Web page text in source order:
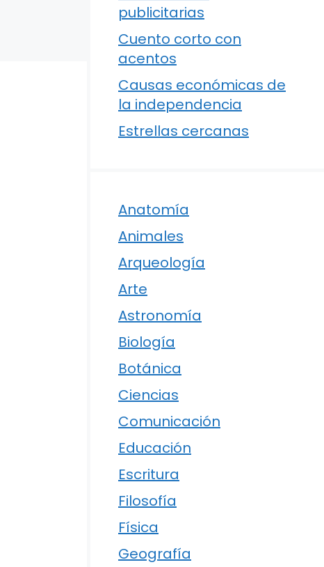
publicitarias
Cuento corto con
acentos
Causas económicas de
la independencia
Estrellas cercanas
Anatomía
Animales
Arqueología
Arte
Astronomía
Biología
Botánica
Ciencias
Comunicación
Educación
Escritura
Filosofía
Física
Geografía